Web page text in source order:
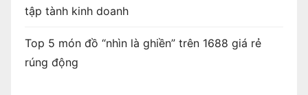
tập tành kinh doanh
Top 5 món đồ “nhìn là ghiền” trên 1688 giá rẻ
rúng động